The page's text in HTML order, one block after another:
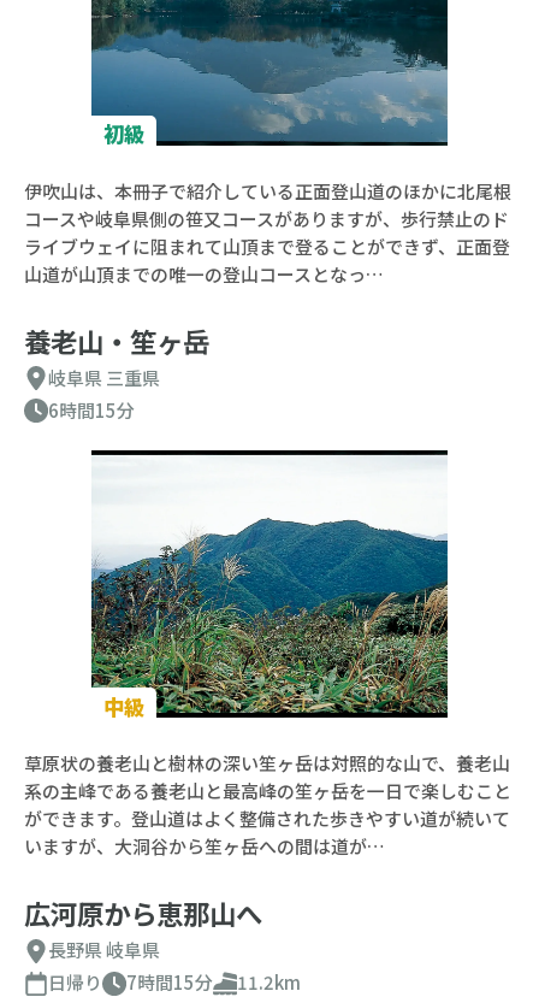
初級
伊吹山は、本冊子で紹介している正面登山道のほかに北尾根
コースや岐阜県側の笹又コースがありますが、歩行禁止のド
ライブウェイに阻まれて山頂まで登ることができず、正面登
山道が山頂までの唯一の登山コースとなっ…
養老山・笙ヶ岳
岐阜県 三重県
6時間15分
中級
草原状の養老山と樹林の深い笙ヶ岳は対照的な山で、養老山
系の主峰である養老山と最高峰の笙ヶ岳を一日で楽しむこと
ができます。登山道はよく整備された歩きやすい道が続いて
いますが、大洞谷から笙ヶ岳への間は道が…
広河原から恵那山へ
長野県岐阜県
日帰り
7時間15分 11.2km